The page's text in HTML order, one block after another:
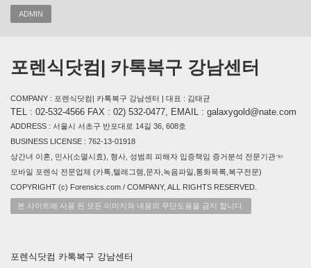
ADMIN
포렌식닷컴| 카톡복구 강남센터
COMPANY : 포렌식닷컴| 카톡복구 강남센터 | 대표 : 김태균
TEL : 02-532-4566 FAX : 02) 532-0477, EMAIL : galaxygold@nate.com
ADDRESS : 서울시 서초구 반포대로 14길 36, 608호
BUSINESS LICENSE : 762-13-01918
상간녀 이혼, 민사(소멸시효), 형사, 성범죄 피해자 입증책임 증거분석 전문기관☜
모바일 포렌식 전문업체 (카톡,텔레그램,문자,녹음파일,통화목록,복구전문)
COPYRIGHT (c) Forensics.com / COMPANY, ALL RIGHTS RESERVED.
본 사이트에 사용 된 모든 이미지와 내용의 무단도용을 금지 합니다.
포렌식닷컴 카톡복구 강남센터